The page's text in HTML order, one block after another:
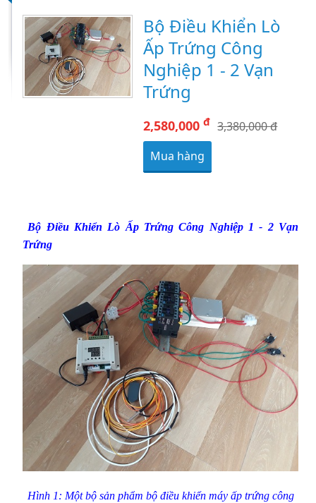
Bộ Điều Khiển Lò
Ấp Trứng Công
Nghiệp 1 - 2 Vạn
Trứng
2,580,000đ 3,380,000 đ
Mua hàng
Bộ Điều Khiển Lò Ấp Trứng Công Nghiệp 1 - 2 Vạn
Trứng
Hình 1: Một bộ sản phẩm bộ điều khiển máy ấp trứng công